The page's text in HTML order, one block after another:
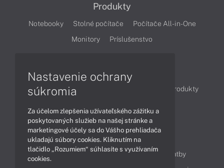
Produkty
Notebooky Stolné počítače
Počítače All-in-One
Monitory
Príslušenstvo
Články
Obchodné informácie
Produkty
Obsah
Ako nakupovať
Možnosti doručenia a platby
Nastavenie ochrany
súkromia
Za účelom zlepšenia užívateľského zážitku a
poskytovaných služieb na našej stránke a
marketingové účely sa do Vášho prehliadača
ukladajú súbory cookies. Kliknutím na
tlačidlo „Rozumiem“ súhlasíte s využívaním
cookies.